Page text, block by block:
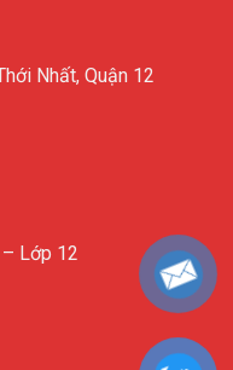
Nhất, Quận 12
– Lớp 12